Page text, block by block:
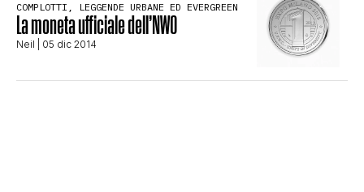
COMPLOTTI, LEGGENDE URBANE ED EVERGREEN
La moneta ufficiale dell’NWO
Neil | 05 dic 2014